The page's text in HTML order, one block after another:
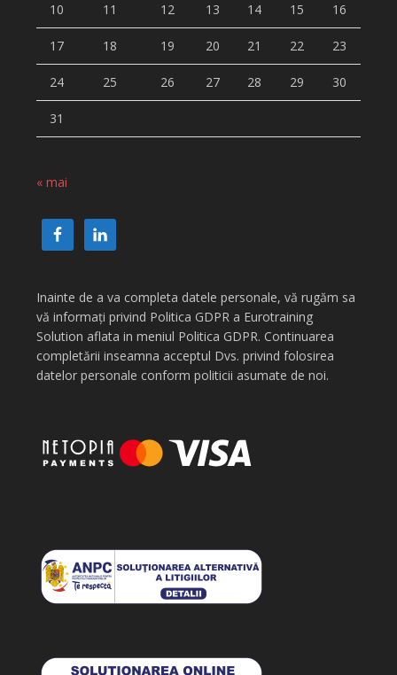
10 11 12 13 14 15 16
17 18 19 20 21 22 23
24 25 26 27 28 29 30
31
« mai
Inainte de a va completa datele personale, vă rugăm sa
vă informați privind Politica GDPR a Eurotraining
Solution aflata in meniul Politica GDPR. Continuarea
completării inseamna acceptul Dvs. privind folosirea
datelor personale conform politicii asumate de noi.